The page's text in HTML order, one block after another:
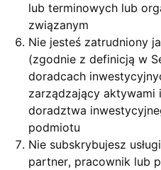
lub terminowych lub
związanym
Nie jesteś zatrudniony
(zgodnie z definicją w
doradcach
zarządzający aktywami
doradztwa
podmiotu
Nie subskrybujesz
partner, pracownik lub